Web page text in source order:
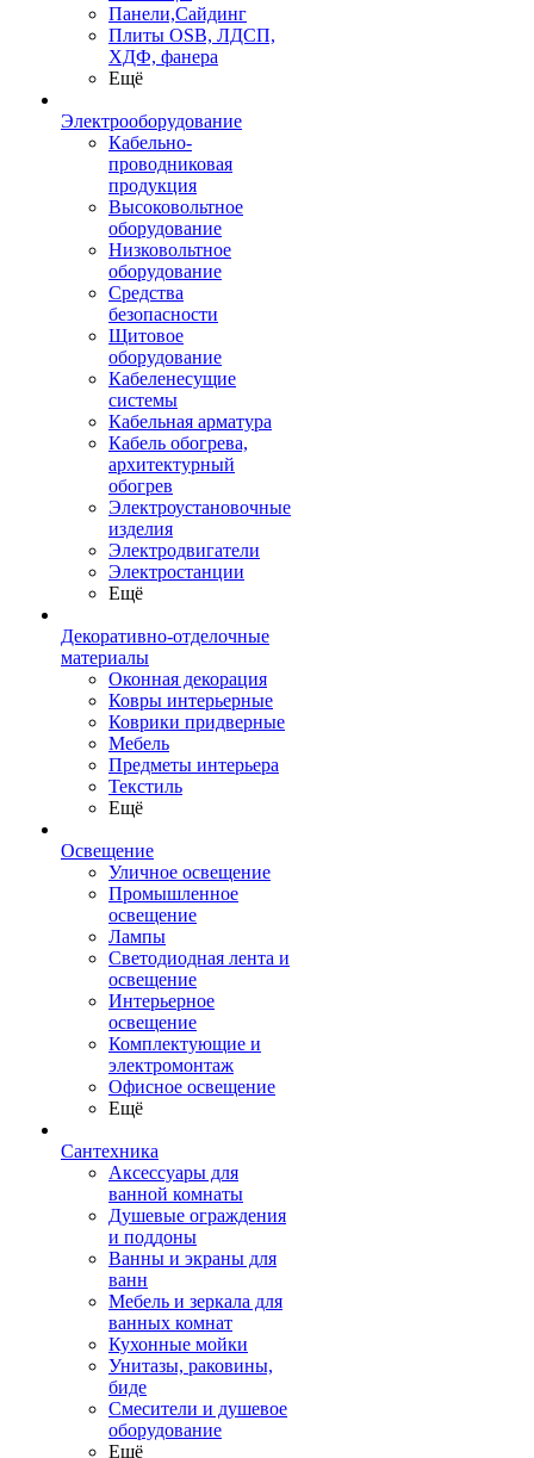
Панели,Сайдинг
Плиты OSB, ЛДСП,
ХДФ, фанера
Ещё
Электрооборудование
Кабельно-
проводниковая
продукция
Высоковольтное
оборудование
Низковольтное
оборудование
Средства
безопасности
Щитовое
оборудование
Кабеленесущие
системы
Кабельная арматура
Кабель обогрева,
архитектурный
обогрев
Электроустановочные
изделия
Электродвигатели
Электростанции
Ещё
Декоративно-отделочные
материалы
Оконная декорация
Ковры интерьерные
Коврики придверные
Мебель
Предметы интерьера
Текстиль
Ещё
Освещение
Уличное освещение
Промышленное
освещение
Лампы
Светодиодная лента и
освещение
Интерьерное
освещение
Комплектующие и
электромонтаж
Офисное освещение
Ещё
Сантехника
Аксессуары для
ванной комнаты
Душевые ограждения
и поддоны
Ванны и экраны для
ванн
Мебель и зеркала для
ванных комнат
Кухонные мойки
Унитазы, раковины,
биде
Смесители и душевое
оборудование
Ещё